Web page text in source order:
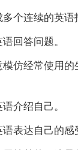
个连续的英语
回答问题。
模仿经常使用
介绍自己。
表达自己的感